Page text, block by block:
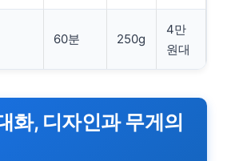
60분 250g
4만
원대
화, 디자인과 무게의